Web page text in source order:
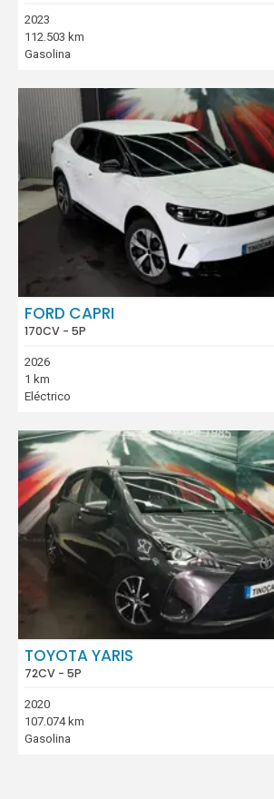
2023
112.503 km
Gasolina
FORD CAPRI
170CV - 5P
2026
1 km
Eléctrico
TOYOTA YARIS
72CV - 5P
2020
107.074 km
Gasolina